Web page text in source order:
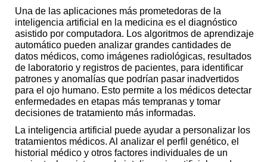
Una de las aplicaciones más prometedoras de la
inteligencia artificial en la medicina es el diagnóstico
asistido por computadora. Los algoritmos de aprendizaje
automático pueden analizar grandes cantidades de
datos médicos, como imágenes radiológicas, resultados
de laboratorio y registros de pacientes, para identificar
patrones y anomalías que podrían pasar inadvertidos
para el ojo humano. Esto permite a los médicos detectar
enfermedades en etapas más tempranas y tomar
decisiones de tratamiento más informadas.
La inteligencia artificial puede ayudar a personalizar los
tratamientos médicos. Al analizar el perfil genético, el
historial médico y otros factores individuales de un